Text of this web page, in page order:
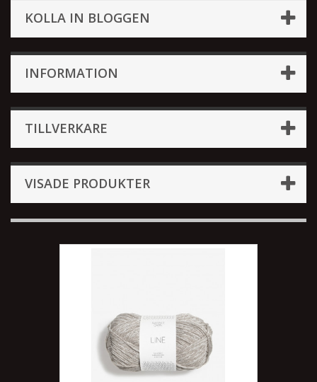
KOLLA IN BLOGGEN
INFORMATION
TILLVERKARE
VISADE PRODUKTER